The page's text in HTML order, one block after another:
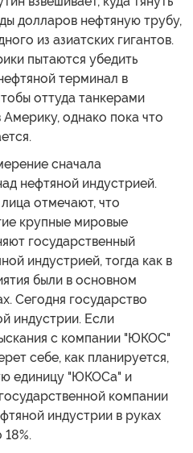
долларов нефтяную трубу,
из азиатских гигантов.
пытаются убедить
терминал в
оттуда танкерами
однако пока что
сначала
нефтяной индустрией.
отмечают, что
крупные мировые
государственный
индустрией, тогда как в
были в основном
Сегодня государство
индустрии. Если
с компании "ЮКОС"
себе, как планируется,
единицу "ЮКОСа" и
компании
индустрии в руках